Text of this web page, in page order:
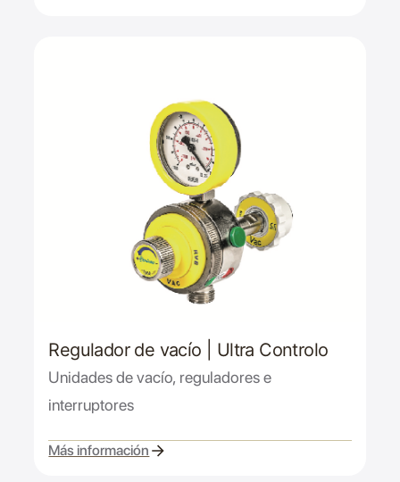
Regulador de vacío | Ultra Controlo
Unidades de vacío, reguladores e
interruptores
Más información